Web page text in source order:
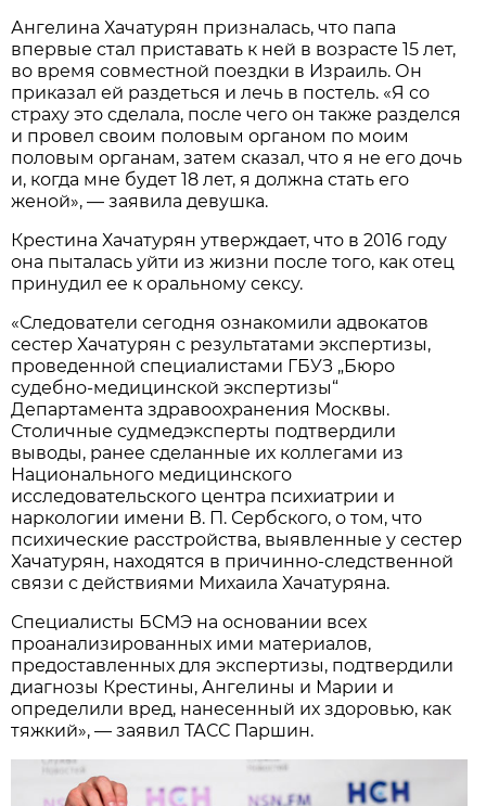
Ангелина Хачатурян призналась, что папа
впервые стал приставать к ней в возрасте 15 лет,
во время совместной поездки в Израиль. Он
приказал ей раздеться и лечь в постель. «Я со
страху это сделала, после чего он также разделся
и провел своим половым органом по моим
половым органам, затем сказал, что я не его дочь
и, когда мне будет 18 лет, я должна стать его
женой», — заявила девушка.
Крестина Хачатурян утверждает, что в 2016 году
она пыталась уйти из жизни после того, как отец
принудил ее к оральному сексу.
«Следователи сегодня ознакомили адвокатов
сестер Хачатурян с результатами экспертизы,
проведенной специалистами ГБУЗ „Бюро
судебно-медицинской экспертизы“
Департамента здравоохранения Москвы.
Столичные судмедэксперты подтвердили
выводы, ранее сделанные их коллегами из
Национального медицинского
исследовательского центра психиатрии и
наркологии имени В. П. Сербского, о том, что
психические расстройства, выявленные у сестер
Хачатурян, находятся в причинно-следственной
связи с действиями Михаила Хачатуряна.
Специалисты БСМЭ на основании всех
проанализированных ими материалов,
предоставленных для экспертизы, подтвердили
диагнозы Крестины, Ангелины и Марии и
определили вред, нанесенный их здоровью, как
тяжкий», — заявил ТАСС Паршин.